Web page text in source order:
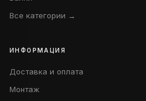
Все категории →
ИНФОРМАЦИЯ
Доставка и оплата
Монтаж